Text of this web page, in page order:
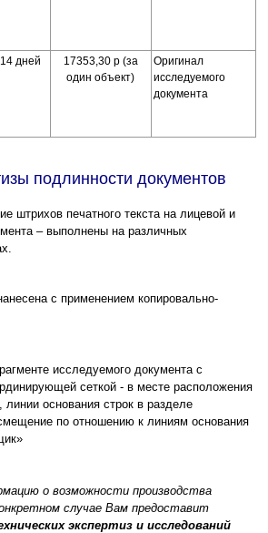
дней
17353,30 р (за
один объект)
Оригинал
исследуемого
документа
подлинности документов
штрихов печатного текста на лицевой и
– выполнены на различных
с применением копировально-
исследуемого документа с
сеткой - в месте расположения
линии основания строк в разделе
по отношению к линиям основания
о возможности производства
случае Вам предоставит
экспертиз и исследований